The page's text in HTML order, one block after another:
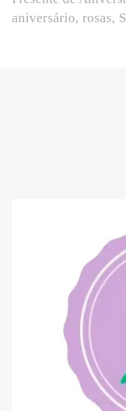
aniversário rosas